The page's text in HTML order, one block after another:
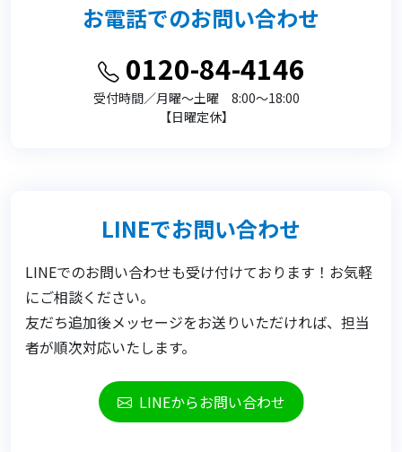
お電話でのお問い合わせ
0120-84-4146
受付時間／月曜〜土曜 8:00〜18:00
【日曜定休】
LINEでお問い合わせ
LINEでのお問い合わせも受け付けております！お気軽
にご相談ください。
友だち追加後メッセージをお送りいただければ、担当
者が順次対応いたします。
LINEからお問い合わせ